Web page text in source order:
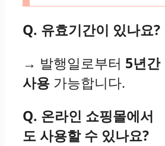
Q. 유효기간이 있나요?
→ 발행일로부터 5년간
사용 가능합니다.
Q. 온라인 쇼핑몰에서
도 사용할 수 있나요?